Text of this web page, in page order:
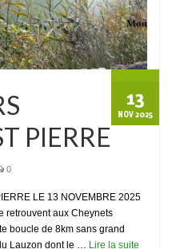
13
NOV 2025
PIERRE
0
LE 13 NOVEMBRE 2025
retrouvent aux Cheynets
boucle de 8km sans grand
Lauzon dont le … Lire la suite­­